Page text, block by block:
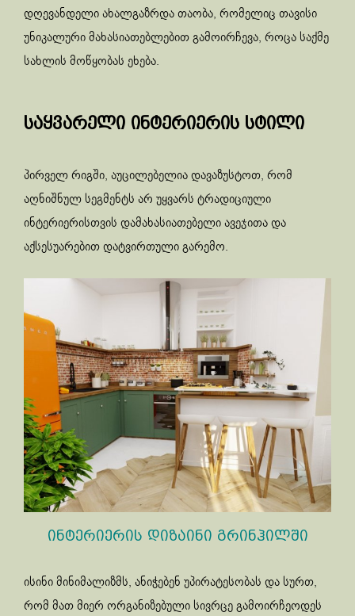
დღევანდელი ახალგაზრდა თაობა, რომელიც თავისი
უნიკალური მახასიათებლებით გამოირჩევა, როცა საქმე
სახლის მოწყობას ეხება.
საყვარელი ინტერიერის სტილი
პირველ რიგში, აუცილებელია დავაზუსტოთ, რომ
აღნიშნულ სეგმენტს არ უყვარს ტრადიციული
ინტერიერისთვის დამახასიათებელი ავეჯითა და
აქსესუარებით დატვირთული გარემო.
ინტერიერის დიზაინი გრინჰილში
ისინი მინიმალიზმს, ანიჭებენ უპირატესობას და სურთ,
რომ მათ მიერ ორგანიზებული სივრცე გამოირჩეოდეს